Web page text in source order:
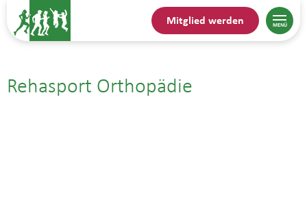
Mitglied werden
Rehasport Orthopädie
06.10.| 14:45